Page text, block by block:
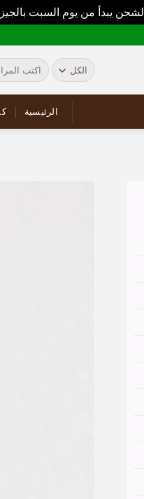
الشحن يبدأ من يوم السبت
البحث
عن:
الرئيسية